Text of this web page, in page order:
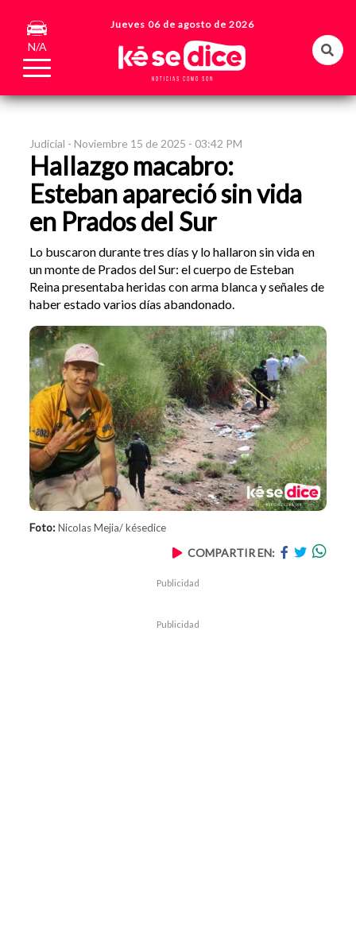
N/A
Jueves 06 de agosto de 2026
Judicial -Noviembre 15 de 2025 - 03:42 PM
Hallazgo macabro:
Esteban apareció sin vida
en Prados del Sur
Lo buscaron durante tres días y lo hallaron sin vida en
un monte de Prados del Sur: el cuerpo de Esteban
Reina presentaba heridas con arma blanca y señales de
haber estado varios días abandonado.
Foto:Nicolas Mejia/ késedice
COMPARTIR EN:
Publicidad
Publicidad